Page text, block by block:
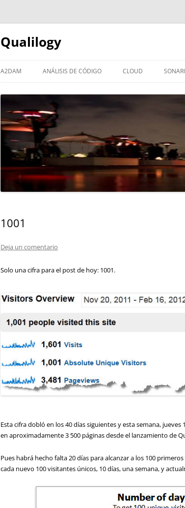
Qualilogy
A2DAM ANÁLISIS DE CÓDIGO CLOUD
1001
Deja un comentario
Solo una cifra para el post de hoy: 1001.
Esta cifra dobló en los 40 días siguientes y esta semana, jueves
en aproximadamente 3 500 páginas desde el lanzamiento de
Pues habrá hecho falta 20 días para alcanzar a los 100
cada nuevo 100 visitantes únicos, 10 días, una semana, y